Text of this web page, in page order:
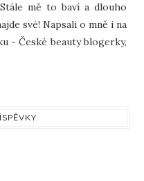
mě to baví a dlouho
své! Napsali o mně i na
- České beauty blogerky,